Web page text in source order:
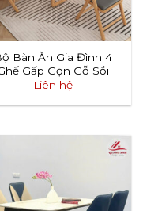
Bàn Ăn Gia Đình 4
Gấp Gọn Gỗ Sồi
Liên hệ